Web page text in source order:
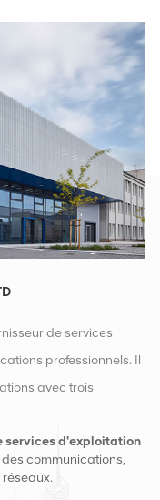
de services
professionnels. Il
avec trois
entrepôts
à Changsha et à
services d'exploitation
communications,